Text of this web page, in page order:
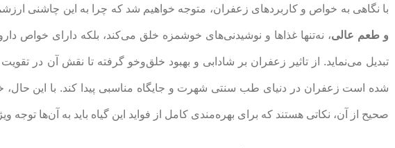
با نگاهی به خواص و کاربردهای زعفران، متوجه خواهیم شد که چرا به این چاشنی
و طعم عالی، نه‌تنها غذاها و نوشیدنی‌های خوشمزه خلق می‌کند، بلکه دارای خواص
تبدیل می‌نماید. از تاثیر زعفران بر شادابی و بهبود خلق‌وخو گرفته تا نقش آن در
شده است زعفران در دنیای طب سنتی شهرت و جایگاه مناسبی پیدا کند. با این حال،
صحیح از آن، نکاتی هستند که برای بهره‌مندی کامل از فواید این گیاه باید به آن‌ها توجه